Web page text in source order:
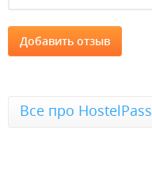
Все про HostelPass